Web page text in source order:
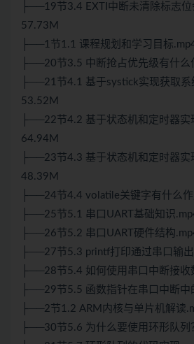
├──19节3.4 EXTI中断未清除标志
57.73M
├──1节1.1 课程规划和学习目标
├──20节3.5 中断抢占优先级有什么
├──21节4.1 基于systick实现获取系
53.52M
├──22节4.2 基于状态机和定时器实
64.94M
├──23节4.3 基于状态机和定时器实
48.39M
├──24节4.4 volatile关键字有什么
├──25节5.1 串口UART基础知识
├──26节5.2 串口UART硬件结构
├──27节5.3 printf打印通过串口输
├──28节5.4 如何使用串口中断接收
├──29节5.5 函数指针在串口中断中
├──2节1.2 ARM内核与单片机解读
├──30节5.6 为什么要使用环形队列